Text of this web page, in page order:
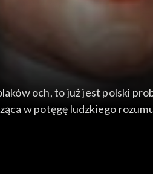
och, to już jest polski
w potęgę ludzkiego
do rozbiorów